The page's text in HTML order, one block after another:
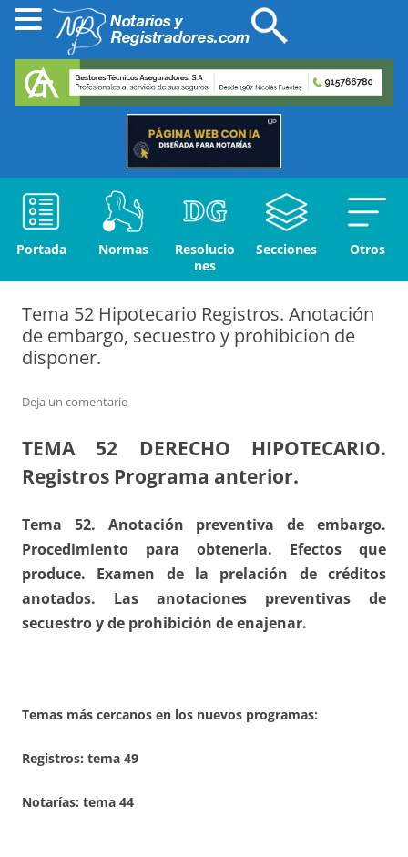
Portada Normas
Resolucio
nes
Secciones Otros
Tema 52 Hipotecario Registros. Anotación
de embargo, secuestro y prohibicion de
disponer.
Deja un comentario
TEMA 52 DERECHO HIPOTECARIO.
Registros Programa anterior.
Tema 52. Anotación preventiva de embargo.
Procedimiento para obtenerla. Efectos que
produce. Examen de la prelación de créditos
anotados. Las anotaciones preventivas de
secuestro y de prohibición de enajenar.
Temas más cercanos en los nuevos programas:
Registros: tema 49
Notarías: tema 44